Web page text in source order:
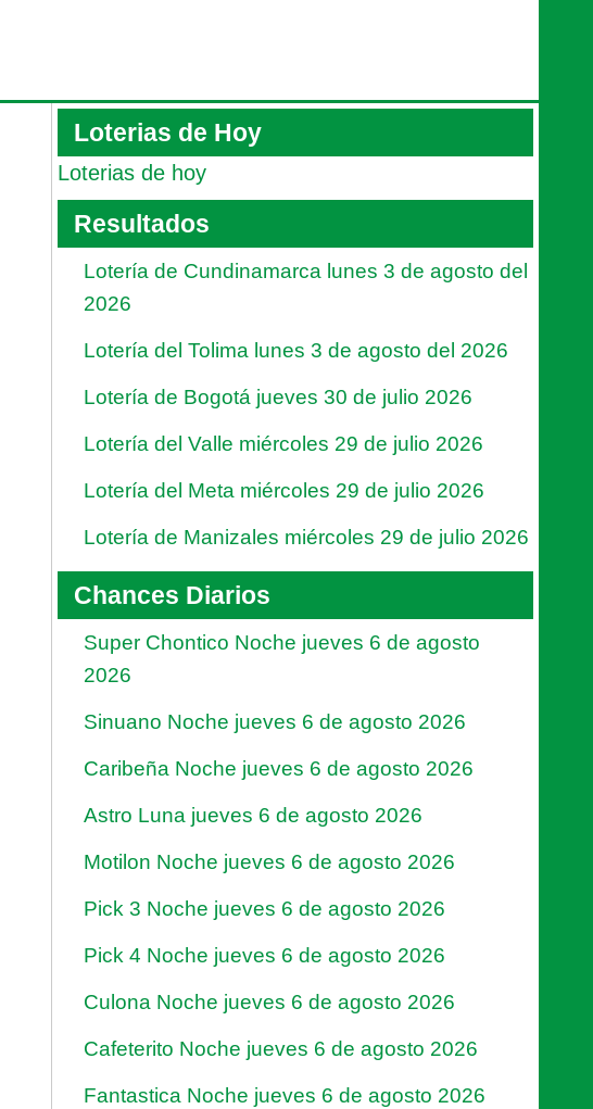
Loterias de Hoy
Loterias de hoy
Resultados
Lotería de Cundinamarca lunes 3 de agosto del
2026
Lotería del Tolima lunes 3 de agosto del 2026
Lotería de Bogotá jueves 30 de julio 2026
Lotería del Valle miércoles 29 de julio 2026
Lotería del Meta miércoles 29 de julio 2026
Lotería de Manizales miércoles 29 de julio 2026
Chances Diarios
Super Chontico Noche jueves 6 de agosto
2026
Sinuano Noche jueves 6 de agosto 2026
Caribeña Noche jueves 6 de agosto 2026
Astro Luna jueves 6 de agosto 2026
Motilon Noche jueves 6 de agosto 2026
Pick 3 Noche jueves 6 de agosto 2026
Pick 4 Noche jueves 6 de agosto 2026
Culona Noche jueves 6 de agosto 2026
Cafeterito Noche jueves 6 de agosto 2026
Fantastica Noche jueves 6 de agosto 2026